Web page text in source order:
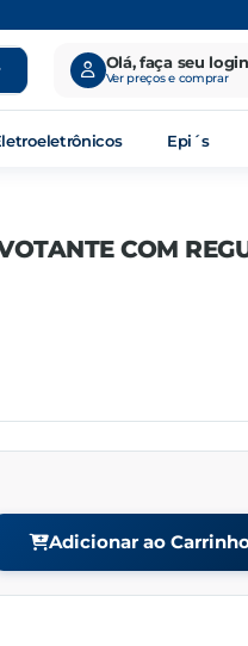
Olá, faça seu
Ver preços e comprar
Epi´s
COM
Adicionar ao